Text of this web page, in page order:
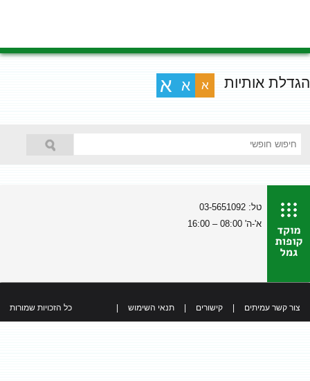
הגדלת אותיות א א א
טל: 03-5651092
א'-ה' 08:00 – 16:00
צור קשר עמיתים קישורים תנאי השימוש כל הזכויות שמורות